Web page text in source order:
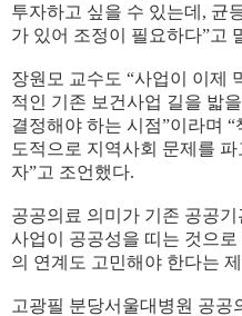
투자하고 싶을 수 있는데, 균
가 있어 조정이 필요하다”고
장원모 교수도 “사업이 이제
적인 기존 보건사업 길을 밟
결정해야 하는 시점”이라며
도적으로 지역사회 문제를
자”고 조언했다.
공공의료 의미가 기존 공공
사업이 공공성을 띠는 것으
의 연계도 고민해야 한다는
고광필 분당서울대병원 공공